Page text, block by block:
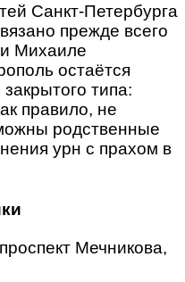
Санкт-Петербурга
прежде всего
Михаиле
остаётся
типа:
правило, не
родственные
урн с прахом в
Мечникова,